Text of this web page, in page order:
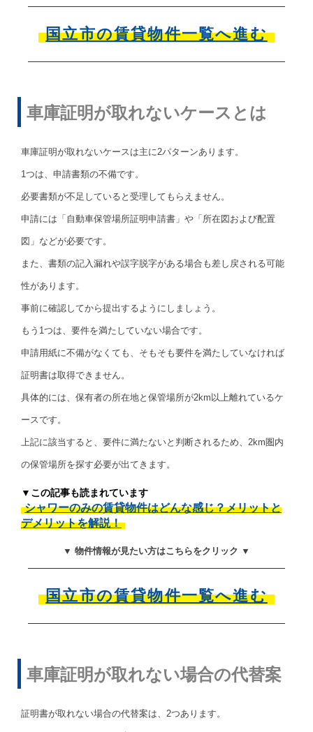
国立市の賃貸物件一覧へ進む
車庫証明が取れないケースとは
車庫証明が取れないケースは主に2パターンあります。
1つは、申請書類の不備です。
必要書類が不足していると受理してもらえません。
申請には「自動車保管場所証明申請書」や「所在図および配置
図」などが必要です。
また、書類の記入漏れや誤字脱字がある場合も差し戻される可能
性があります。
事前に確認してから提出するようにしましょう。
もう1つは、要件を満たしていない場合です。
申請用紙に不備がなくても、そもそも要件を満たしていなければ
証明書は取得できません。
具体的には、保有者の所在地と保管場所が2km以上離れているケ
ースです。
上記に該当すると、要件に満たないと判断されるため、2km圏内
の保管場所を探す必要が出てきます。
▼この記事も読まれています
シャワーのみの賃貸物件はどんな感じ？メリットと
デメリットを解説！
▼ 物件情報が見たい方はこちらをクリック ▼
国立市の賃貸物件一覧へ進む
車庫証明が取れない場合の代替案
証明書が取れない場合の代替案は、2つあります。